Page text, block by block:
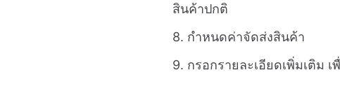
สินค้าปกติ
8. กำหนดค่าจัดส่งสินค้า
9. กรอกรายละเอียดเพิ่มเติม